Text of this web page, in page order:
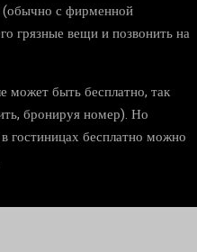
(обычно с фирменной
грязные вещи и позвонить на
может быть бесплатно, так
бронируя номер). Но
гостиницах бесплатно можно